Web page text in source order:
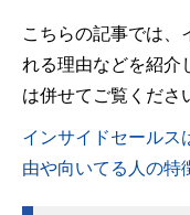
こちらの記事では、
れる理由などを紹介
は併せてご覧くださ
インサイドセールス
由や向いてる人の特